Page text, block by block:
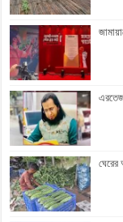
ঘেরের